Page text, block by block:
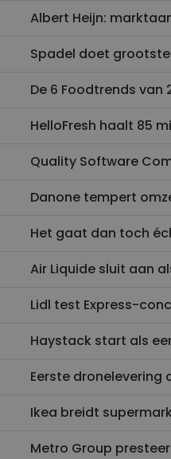
Albert Heijn:
Spadel doet
De 6 Foodtrends van
HelloFresh haalt 85
Quality Software
Danone tempert
Het gaat dan toch
Air Liquide sluit aan
Lidl test Express-
Haystack start als
Eerste dronelevering
Ikea breidt
Metro Group